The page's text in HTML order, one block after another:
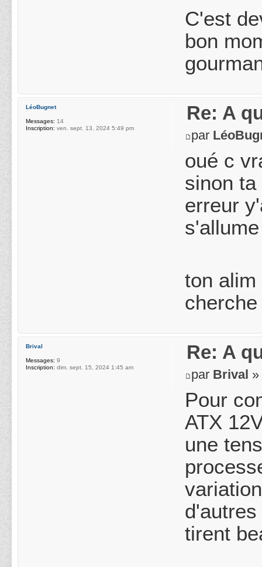
C'est
bon
Re: A
par
oué c
sinon
erreur
ton
LéoBugnet
Messages: 14
Inscription: ven. sept. 13, 2024 5:49 pm
Re: A
par Brival
Pour
ATX
une
tirent
Brival
Messages: 9
Inscription: dim. sept. 15, 2024 1:45 am